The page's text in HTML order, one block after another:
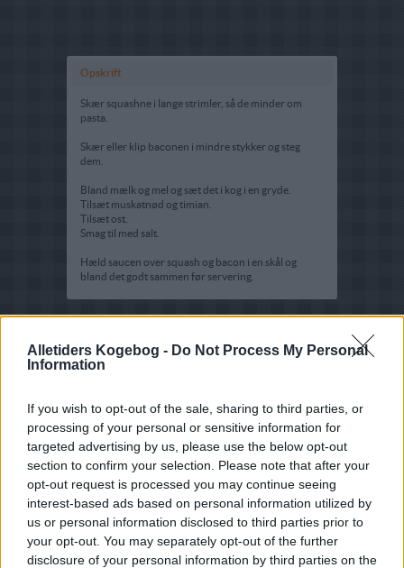
Alletiders Kogebog - Do Not Process My Personal
Information
If you wish to opt-out of the sale, sharing to third parties, or
processing of your personal or sensitive information for
targeted advertising by us, please use the below opt-out
section to confirm your selection. Please note that after your
opt-out request is processed you may continue seeing
interest-based ads based on personal information utilized by
us or personal information disclosed to third parties prior to
your opt-out. You may separately opt-out of the further
disclosure of your personal information by third parties on the
Opskrift
Skær squashne i lange strimler, så de minder om
pasta.
Skær eller klip baconen i mindre stykker og steg
dem.
Bland mælk og mel og sæt det i kog i en gryde.
Tilsæt muskatnød og timian.
Tilsæt ost.
Smag til med salt.
Hæld saucen over squash og bacon i en skål og
bland det godt sammen før servering.